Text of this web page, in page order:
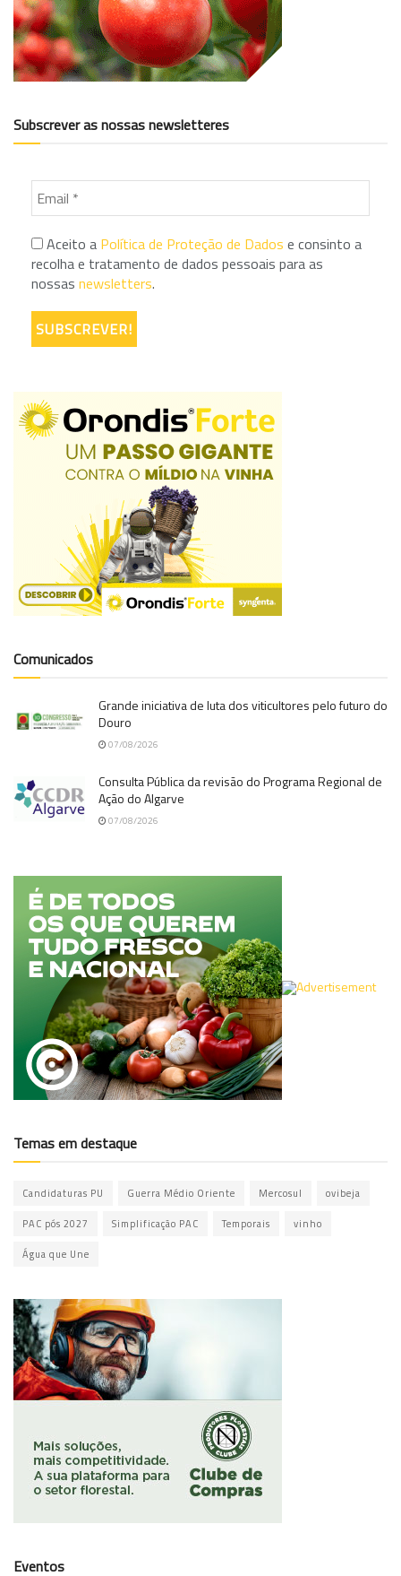
Subscrever as nossas newsletteres
Aceito a Política de Proteção de Dados e consinto a
recolha e tratamento de dados pessoais para as
nossas newsletters.
Comunicados
Grande iniciativa de luta dos viticultores pelo futuro do
Douro
07/08/2026
Consulta Pública da revisão do Programa Regional de
Ação do Algarve
07/08/2026
Temas em destaque
Candidaturas PU Guerra Médio Oriente Mercosul ovibeja
PAC pós 2027 Simplificação PAC Temporais vinho
Água que Une
Eventos